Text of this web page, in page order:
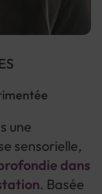
une
sensorielle,
dans
. Basée